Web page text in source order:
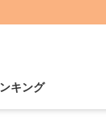
キング